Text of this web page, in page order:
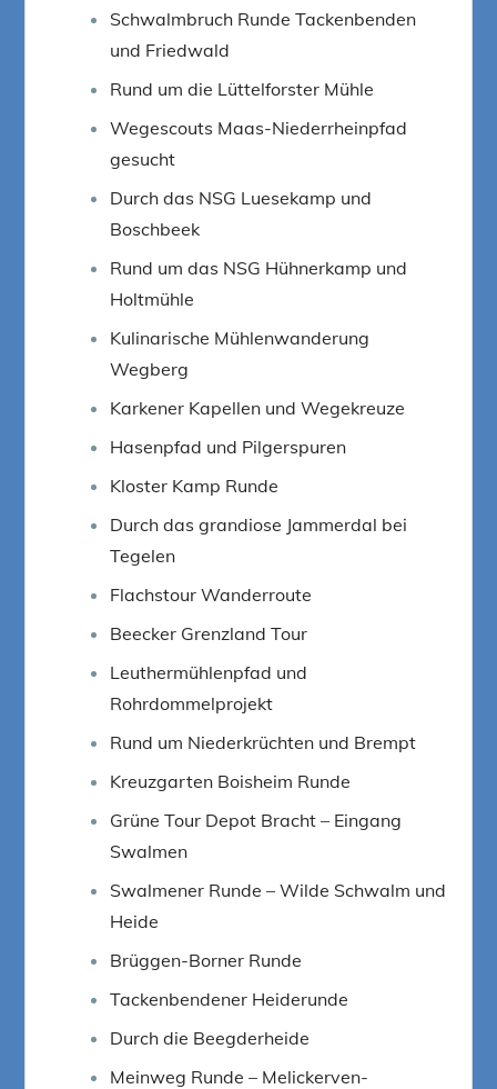
Schwalmbruch Runde Tackenbenden
und Friedwald
Rund um die Lüttelforster Mühle
Wegescouts Maas-Niederrheinpfad
gesucht
Durch das NSG Luesekamp und
Boschbeek
Rund um das NSG Hühnerkamp und
Holtmühle
Kulinarische Mühlenwanderung
Wegberg
Karkener Kapellen und Wegekreuze
Hasenpfad und Pilgerspuren
Kloster Kamp Runde
Durch das grandiose Jammerdal bei
Tegelen
Flachstour Wanderroute
Beecker Grenzland Tour
Leuthermühlenpfad und
Rohrdommelprojekt
Rund um Niederkrüchten und Brempt
Kreuzgarten Boisheim Runde
Grüne Tour Depot Bracht – Eingang
Swalmen
Swalmener Runde – Wilde Schwalm und
Heide
Brüggen-Borner Runde
Tackenbendener Heiderunde
Durch die Beegderheide
Meinweg Runde – Melickerven-